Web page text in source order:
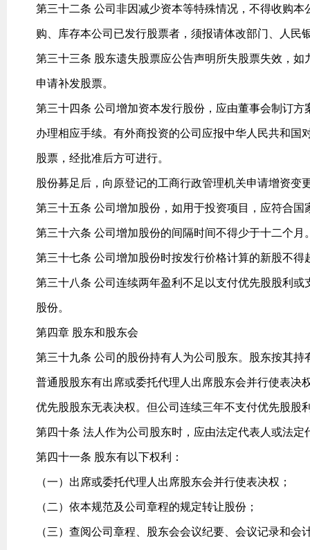
第三十二条 公司非因减少资本等特殊情况，不得收购
购、库存本公司已发行股票者，须报请体改部门、人民
第三十三条 股东遗失股票应公告声明所失股票失效，
申请补发股票。
第三十四条 公司增加资本发行股份，应由董事会制订
办理相应手续。有外商投资的公司应报中华人民共和
股票，经批准后方可进行。
股份募足后，向原登记的工商行政管理机关申请增资变
第三十五条 公司增加股份，如用于投资项目，应符合
第三十六条 公司增加股份的间隔时间不得少于十二个月
第三十七条 公司增加股份时按发行价格计算的新股不
第三十八条 公司连续两年盈利不足以支付优先股股利
股份。
第四章 股东和股东会
第三十九条 公司的股份持有人为公司股东。股东按其
普通股股东有出席或委托代理人出席股东会并行使表决
优先股股东无表决权。但公司连续三年不支付优先股股
第四十条 法人作为公司股东时，应由法定代表人或法
第四十一条 股东有以下权利：
（一）出席或委托代理人出席股东会并行使表决权；
（二）依本规范及公司章程的规定转让股份；
（三）查阅公司章程、股东会会议纪要、会议记录和